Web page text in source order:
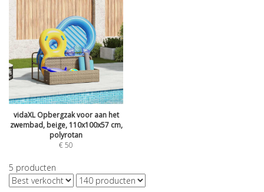
vidaXL Opbergzak voor aan het
zwembad, beige, 110x100x57 cm,
polyrotan
€50
5 producten